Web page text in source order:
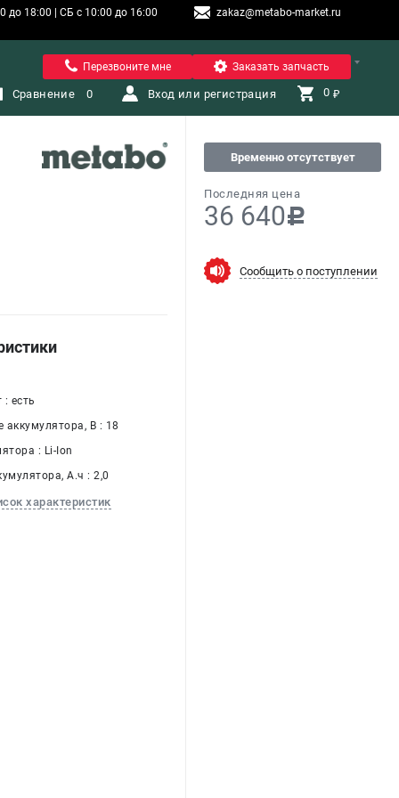
до 18:00 | СБ с 10:00 до 16:00
zakaz@metabo-market.ru
Санкт-Петербург
Перезвоните мне Заказать запчасть
Сравнение 0 Вход или регистрация 0 ₽
Временно отсутствует
Последняя цена
36 640c
Сообщить о поступлении
: есть
аккумулятора, В : 18
: Li-Ion
А.ч : 2,0
характеристик